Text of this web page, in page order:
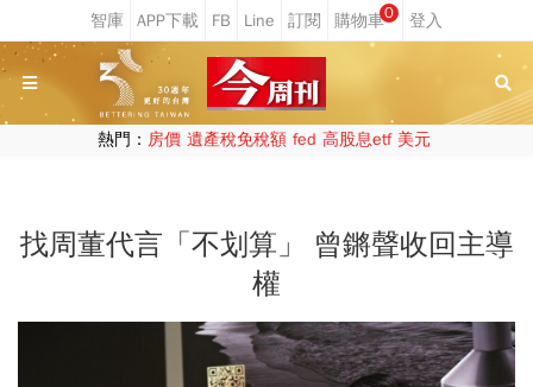
0
熱門： 房價 遺產稅免稅額 fed 高股息etf 美元
找周董代言「不划算」 曾鏘聲收回主導
權